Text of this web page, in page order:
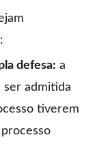
defesa: a
ser admitida
tiverem